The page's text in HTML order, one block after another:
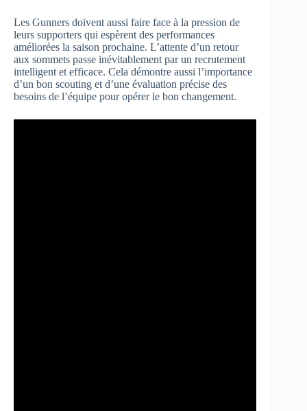
Les Gunners doivent aussi faire face à la pression de
leurs supporters qui espèrent des performances
améliorées la saison prochaine. L’attente d’un retour
aux sommets passe inévitablement par un recrutement
intelligent et efficace. Cela démontre aussi l’importance
d’un bon scouting et d’une évaluation précise des
besoins de l’équipe pour opérer le bon changement.